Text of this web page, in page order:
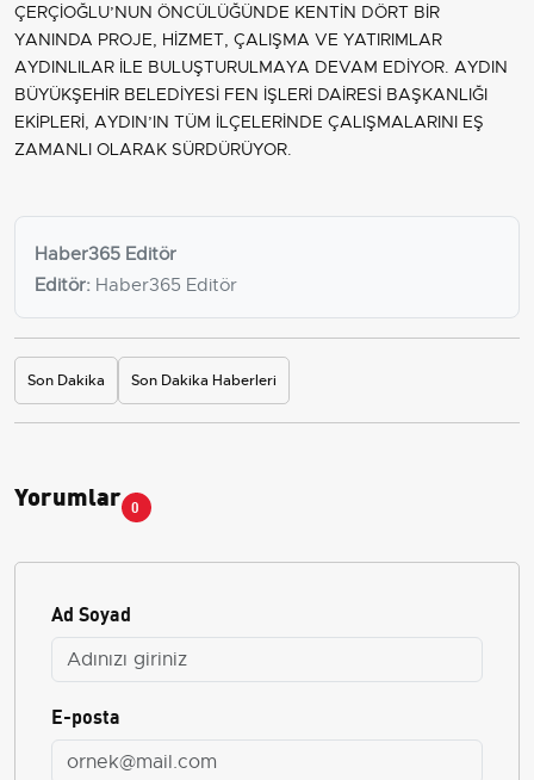
ÇERÇİOĞLU’NUN ÖNCÜLÜĞÜNDE KENTİN DÖRT BİR
YANINDA PROJE, HİZMET, ÇALIŞMA VE YATIRIMLAR
AYDINLILAR İLE BULUŞTURULMAYA DEVAM EDİYOR. AYDIN
BÜYÜKŞEHİR BELEDİYESİ FEN İŞLERİ DAİRESİ BAŞKANLIĞI
EKİPLERİ, AYDIN’IN TÜM İLÇELERİNDE ÇALIŞMALARINI EŞ
ZAMANLI OLARAK SÜRDÜRÜYOR.
Haber365 Editör
Editör: Haber365 Editör
Son Dakika Son Dakika Haberleri
Yorumlar 0
Ad Soyad
E-posta